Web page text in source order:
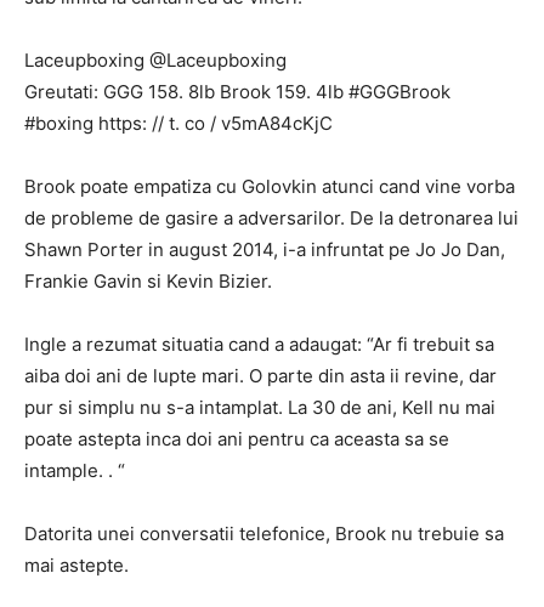
Laceupboxing @Laceupboxing
Greutati: GGG 158. 8lb Brook 159. 4lb #GGGBrook
#boxing https: // t. co / v5mA84cKjC
Brook poate empatiza cu Golovkin atunci cand vine vorba
de probleme de gasire a adversarilor. De la detronarea lui
Shawn Porter in august 2014, i-a infruntat pe Jo Jo Dan,
Frankie Gavin si Kevin Bizier.
Ingle a rezumat situatia cand a adaugat: “Ar fi trebuit sa
aiba doi ani de lupte mari. O parte din asta ii revine, dar
pur si simplu nu s-a intamplat. La 30 de ani, Kell nu mai
poate astepta inca doi ani pentru ca aceasta sa se
intample. . “
Datorita unei conversatii telefonice, Brook nu trebuie sa
mai astepte.